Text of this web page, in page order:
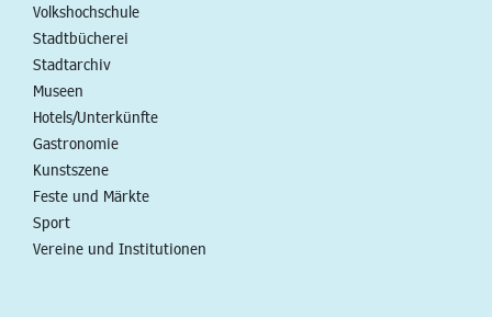
Volkshochschule
Stadtbücherei
Stadtarchiv
Museen
Hotels/Unterkünfte
Gastronomie
Kunstszene
Feste und Märkte
Sport
Vereine und Institutionen